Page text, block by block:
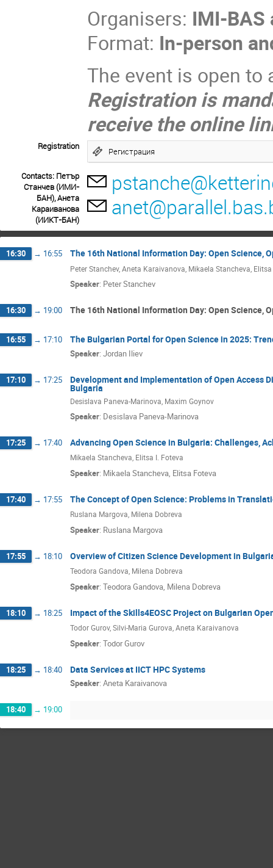
Organisers: IMI-BAS
Format: In-person
The event is open
Registration is
receive the online
Registration Регистрация
Contacts: Петър
Станчев (ИМИ-
БАН), Анета
Караиванова
(ИИКТ-БАН)
16:30 → 16:55 The 16th National Information Day: Open Science,
Peter Stanchev, Aneta Karaivanova, Mikaela Stancheva,
Speaker: Peter Stanchev
16:30 → 19:00 The 16th National Information Day: Open Science,
16:55 → 17:10 The Bulgarian Portal for Open Science in 2025:
Speaker: Jordan Iliev
17:10 → 17:25 Development and Implementation of Open Access
Bulgaria
Desislava Paneva-Marinova, Maxim Goynov
Speaker: Desislava Paneva-Marinova
17:25 → 17:40 Advancing Open Science in Bulgaria: Challenges,
Mikaela Stancheva, Elitsa I. Foteva
Speaker: Mikaela Stancheva, Elitsa Foteva
17:40 → 17:55 The Concept of Open Science: Problems in
Ruslana Margova, Milena Dobreva
Speaker: Ruslana Margova
17:55 → 18:10 Overview of Citizen Science Development in
Teodora Gandova, Milena Dobreva
Speaker: Teodora Gandova, Milena Dobreva
18:10 → 18:25 Impact of the Skills4EOSC Project on Bulgarian
Todor Gurov, Silvi-Maria Gurova, Aneta Karaivanova
Speaker: Todor Gurov
18:25 → 18:40 Data Services at IICT HPC Systems
Speaker: Aneta Karaivanova
18:40 → 19:00